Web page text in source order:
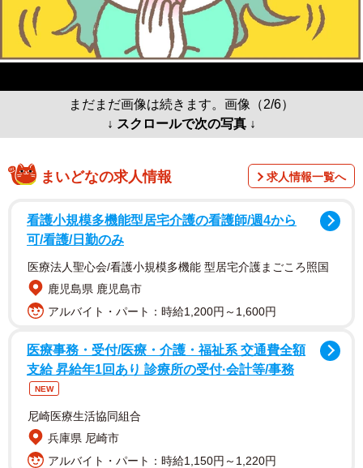
まだまだ画像は続きます。画像（2/6）
↓ スクロールで次の写真 ↓
まいどなの求人情報 求人情報一覧へ
看護小規模多機能型居宅介護の看護師/週4から
可/看護/日勤のみ
医療法人聖心会/看護小規模多機能 型居宅介護まごころ照国
鹿児島県 鹿児島市
アルバイト・パート：時給1,200円～1,600円
医療事務・受付/医療・介護・福祉系 交通費全額
支給 昇給年1回あり 診療所の受付·会計等/事務
NEW
尼崎医療生活協同組合
兵庫県 尼崎市
アルバイト・パート：時給1,150円～1,220円